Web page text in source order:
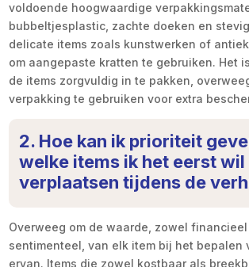
voldoende hoogwaardige
bubbeltjesplastic, zachte doeken en
delicate items zoals kunstwerken of
om aangepaste kratten te gebruiken. Het
de items zorgvuldig in te pakken,
verpakking te gebruiken voor extra
2. Hoe kan ik prioriteit
welke items ik het eerst wil
verplaatsen tijdens de
Overweeg om de waarde, zowel
sentimenteel, van elk item bij het bepalen
ervan. Items die zowel kostbaar als